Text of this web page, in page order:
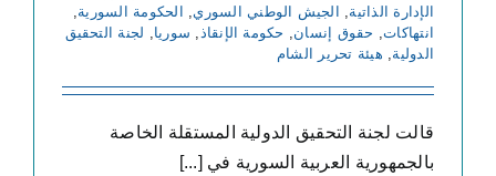
الإدارة الذاتية
الجيش الوطني السوري الحكومة السورية
انتهاكات, حقوق إنسان حكومة الإنقاذ سوريا
لجنة التحقيق
الدولية
هيئة تحرير الشام
قالت لجنة التحقيق الدولية المستقلة الخاصة
بالجمهورية العربية السورية في [...]